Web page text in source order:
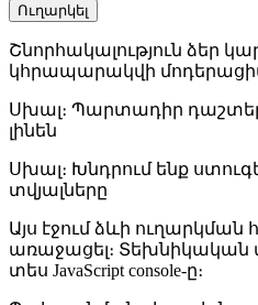
Ուղարկել
Շնորհակալություն ձեր
կհրապարակվի
Սխալ։ Պարտադիր
լինեն
Սխալ։ Խնդրում ենք
տվյալները
Այս էջում ձևի
առաջացել։
տես JavaScript console-ը։